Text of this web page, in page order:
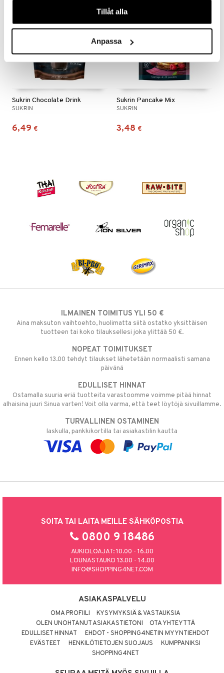
Tillåt alla
Anpassa
Sukrin Chocolate Drink
SUKRIN
6,49 €
Sukrin Pancake Mix
SUKRIN
3,48 €
ILMAINEN TOIMITUS YLI 50 €
Aina maksuton vaihtoehto, huolimatta siitä ostatko yksittäisen
tuotteen tai koko tilauksellesi joka ylittää 50 €.
NOPEAT TOIMITUKSET
Ennen kello 13.00 tehdyt tilaukset lähetetään normaalisti samana
päivänä
EDULLISET HINNAT
Ostamalla suuria eriä tuotteita varastoomme voimme pitää hinnat
alhaisina juuri Sinua varten! Voit olla varma, että teet löytöjä sivuillamme.
TURVALLINEN OSTAMINEN
laskulla, pankkikortilla tai asiakastilin kautta
SOITA TAI LAITA MEILLE SÄHKÖPOSTIA
0800 9 18486
AUKIOLOAJAT: 10.00 - 16.00
LOUNASTAUKO 13.00 - 14.00
INFO@SHOPPING4NET.COM
ASIAKASPALVELU
OMA PROFIILI
KYSYMYKSIÄ & VASTAUKSIA
OLEN UNOHTANUT ASIAKASTIETONI
OTA YHTEYTTÄ
EDULLISET HINNAT
EHDOT - SHOPPING4NETIN MYYNTIEHDOT
EVÄSTEET
HENKILÖTIETOJEN SUOJAUS
KUMPPANIKSI
SHOPPING4NET